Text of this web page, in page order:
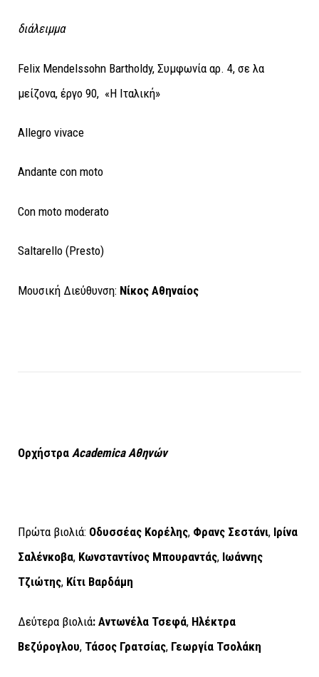
διάλειμμα
Felix Mendelssohn Bartholdy, Συμφωνία αρ. 4, σε λα
μείζονα, έργο 90, «Η Ιταλική»
Allegro vivace
Andante con moto
Con moto moderato
Saltarello (Presto)
Μουσική Διεύθυνση: Νίκος Αθηναίος
Ορχήστρα AcademicaΑθηνών
Πρώτα βιολιά: Οδυσσέας Κορέλης, Φρανς Σεστάνι, Ιρίνα
Σαλένκοβα, Κωνσταντίνος Μπουραντάς, Ιωάννης
Τζιώτης, Κίτι Βαρδάμη
Δεύτερα βιολιά: Αντωνέλα Τσεφά, Ηλέκτρα
Βεζύρογλου, Τάσος Γρατσίας, Γεωργία Τσολάκη